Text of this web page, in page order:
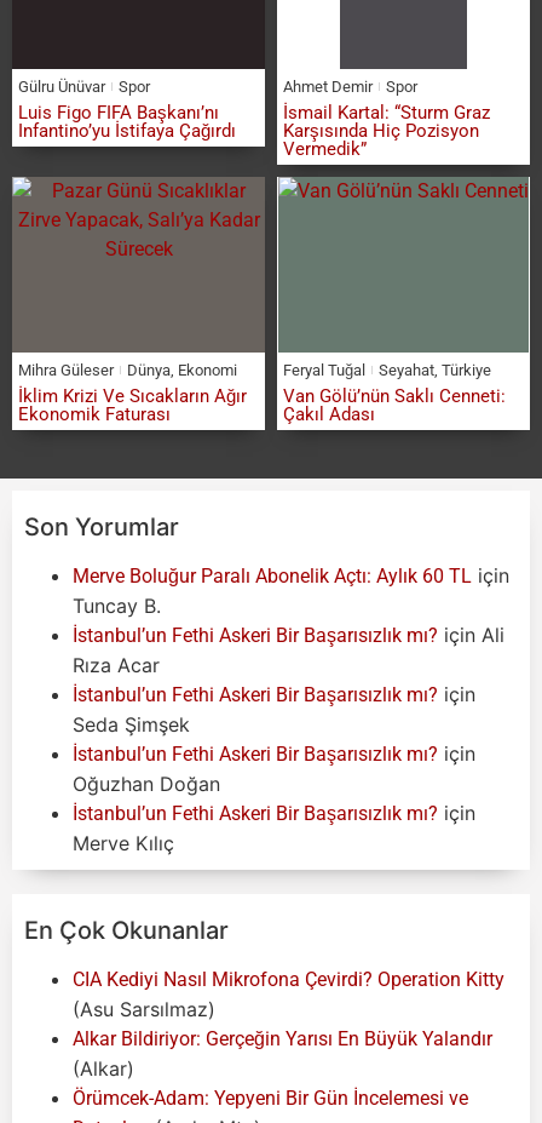
Gülru Ünüvar Spor
Luis Figo FIFA Başkanı’nı
Infantino’yu İstifaya Çağırdı
Ahmet Demir Spor
İsmail Kartal: “Sturm Graz
Karşısında Hiç Pozisyon
Vermedik”
Mihra Güleser Dünya Ekonomi
İklim Krizi Ve Sıcakların Ağır
Ekonomik Faturası
Feryal Tuğal Seyahat Türkiye
Van Gölü’nün Saklı Cenneti:
Çakıl Adası
Son Yorumlar
Merve Boluğur Paralı Abonelik Açtı: Aylık 60 TL için
Tuncay B.
İstanbul’un Fethi Askeri Bir Başarısızlık mı? için Ali
Rıza Acar
İstanbul’un Fethi Askeri Bir Başarısızlık mı? için
Seda Şimşek
İstanbul’un Fethi Askeri Bir Başarısızlık mı? için
Oğuzhan Doğan
İstanbul’un Fethi Askeri Bir Başarısızlık mı? için
Merve Kılıç
En Çok Okunanlar
CIA Kediyi Nasıl Mikrofona Çevirdi? Operation Kitty
(Asu Sarsılmaz)
Alkar Bildiriyor: Gerçeğin Yarısı En Büyük Yalandır
(Alkar)
Örümcek-Adam: Yepyeni Bir Gün İncelemesi ve